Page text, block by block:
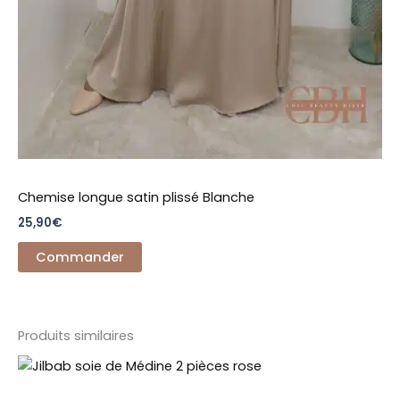
Chemise longue satin plissé Blanche
25,90€
Commander
Produits similaires
Ce